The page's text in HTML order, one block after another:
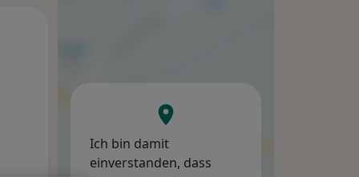
Ich bin damit
einverstanden, dass